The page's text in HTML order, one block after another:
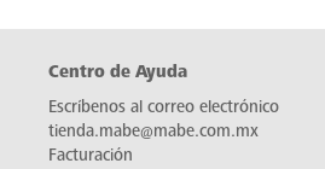
Centro de Ayuda
Escríbenos al correo electrónico
tienda.mabe@mabe.com.mx
Facturación